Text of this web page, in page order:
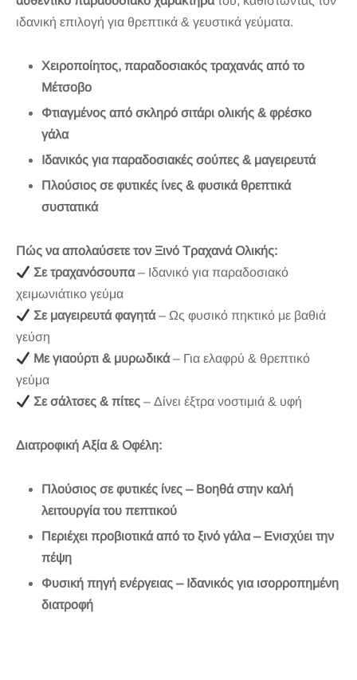
ιδανική επιλογή για θρεπτικά & γευστικά γεύματα.
Χειροποίητος, παραδοσιακός τραχανάς από το
Μέτσοβο
Φτιαγμένος από σκληρό σιτάρι ολικής & φρέσκο
γάλα
Ιδανικός για παραδοσιακές σούπες & μαγειρευτά
Πλούσιος σε φυτικές ίνες & φυσικά θρεπτικά
συστατικά
Πώς να απολαύσετε τον Ξινό Τραχανά Ολικής:
Σε τραχανόσουπα– Ιδανικό για παραδοσιακό
χειμωνιάτικο γεύμα
Σε μαγειρευτά φαγητά– Ως φυσικό πηκτικό με βαθιά
γεύση
Με γιαούρτι & μυρωδικά– Για ελαφρύ & θρεπτικό
γεύμα
Σε σάλτσες & πίτες – Δίνει έξτρα νοστιμιά & υφή
Διατροφική Αξία & Οφέλη:
Πλούσιος σε φυτικές ίνες – Βοηθά στην καλή
λειτουργία του πεπτικού
Περιέχει προβιοτικά από το ξινό γάλα – Ενισχύει την
πέψη
Φυσική πηγή ενέργειας – Ιδανικός για ισορροπημένη
διατροφή